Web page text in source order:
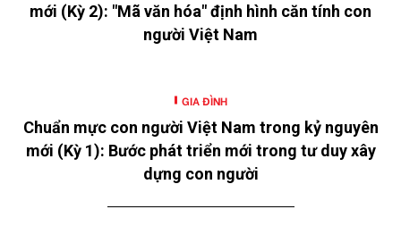
mới (Kỳ 2): "Mã văn hóa" định hình căn tính con
người Việt Nam
GIA ĐÌNH
Chuẩn mực con người Việt Nam trong kỷ nguyên
mới (Kỳ 1): Bước phát triển mới trong tư duy xây
dựng con người